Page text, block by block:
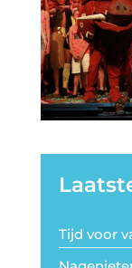
Tijd voor